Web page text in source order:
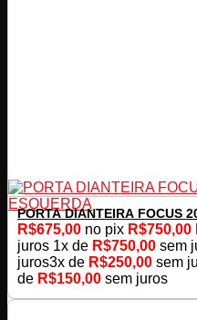
PORTA DIANTEIRA FOCUS
R$675,00 no pix R$750,00
juros 1x de R$750,00 sem
juros3x de R$250,00 sem
de R$150,00 sem juros